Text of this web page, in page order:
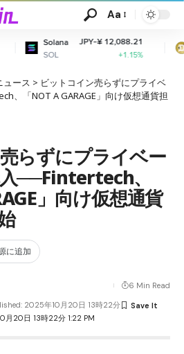
Aa
JPY-¥ 12,088.21
+1.15%
Dogecoin
DOGE
ュース > ビットコイン売らずにプライベ
、「NOT A GARAGE」向け仮想通貨担
らずにプライベー
──Fintertech、
」向け仮想通貨
に追加
20日 13時22分 1:22 PM
2025年10月20日 13時22分
6 Min Read